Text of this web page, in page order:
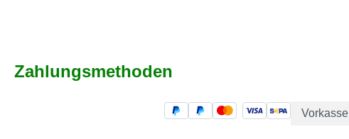
Zahlungsmethoden
Vorkasse